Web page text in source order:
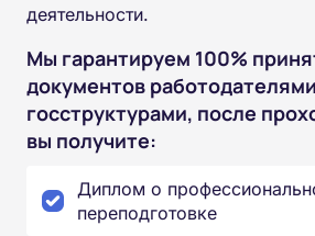
деятельности.
Мы гарантируем 100%
документов
госструктурами, после
вы получите:
Диплом о
переподготовке